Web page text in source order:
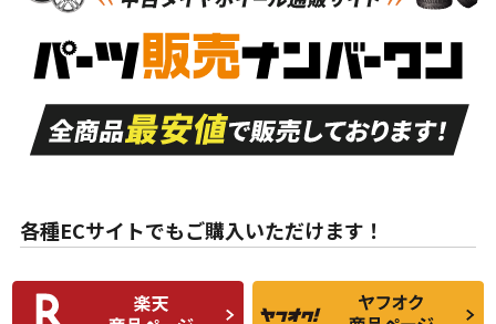
S
品）
S
新車外し品（新古
付き
A
走行距離も少なく、
目立つ傷もほとんど
ない中古品
A
走行距離も少なく、
非常に状態の良い中
古品
な中古品
んどない中古品
C
比較的きれいな中古
品
C
られるが、使用に問
題のない中古品
各種ECサイトでもご購入いただけます！